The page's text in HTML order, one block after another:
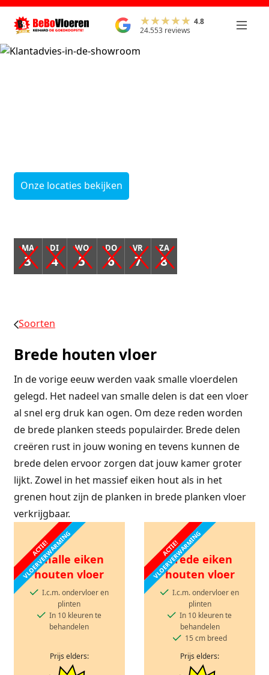
4.8
24.553 reviews
Onze locaties bekijken
MA
3
DI
4
WO
5
DO
6
VR
7
ZA
8
Soorten
Brede houten vloer
In de vorige eeuw werden vaak smalle vloerdelen
gelegd. Het nadeel van smalle delen is dat een vloer
al snel erg druk kan ogen. Om deze reden worden
de brede planken steeds populairder. Brede delen
creëren rust in jouw woning en tevens kunnen de
brede delen ervoor zorgen dat jouw kamer groter
lijkt. Zowel in het massief eiken hout als in het
grenen hout zijn de planken in brede planken vloer
verkrijgbaar.
ACTIE!
VLOERVERWARMING
Smalle eiken
houten vloer
I.c.m. ondervloer en
plinten
In 10 kleuren te
behandelen
Prijs elders:
ACTIE!
VLOERVERWARMING
Brede eiken
houten vloer
I.c.m. ondervloer en
plinten
In 10 kleuren te
behandelen
15 cm breed
Prijs elders: